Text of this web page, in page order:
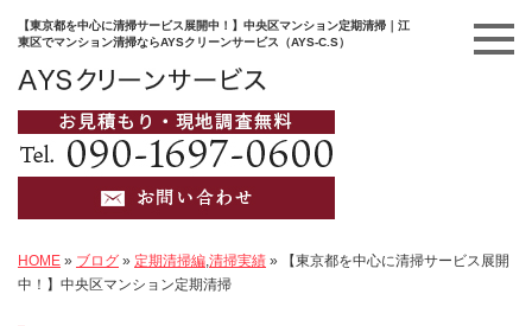
【東京都を中心に清掃サービス展開中！】中央区マンション定期清掃｜江
東区でマンション清掃ならAYSクリーンサービス（AYS-C.S）
HOME » ブログ » 定期清掃編,清掃実績 »
【東京都を中心に清掃サービス展開
中！】中央区マンション定期清掃